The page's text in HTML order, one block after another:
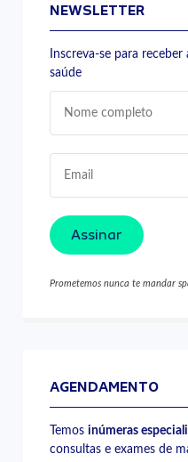
NEWSLETTER
Inscreva-se para
saúde
Assinar
Prometemos nunca te mandar
AGENDAMENTO
Temosinúmeras
consultas e exames de